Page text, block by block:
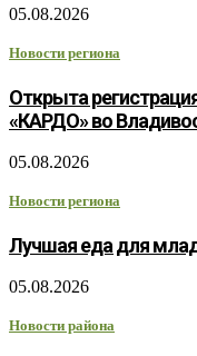
05.08.2026
Новости региона
Открыта
«КАРДО» во
05.08.2026
Новости региона
Лучшая еда для
05.08.2026
Новости района